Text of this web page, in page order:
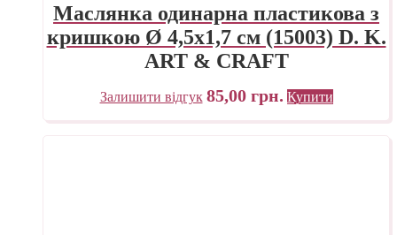
Маслянка одинарна пластикова з
кришкою Ø 4,5х1,7 см (15003) D. K.
ART & CRAFT
Залишити відгук 85,00 грн. Купити